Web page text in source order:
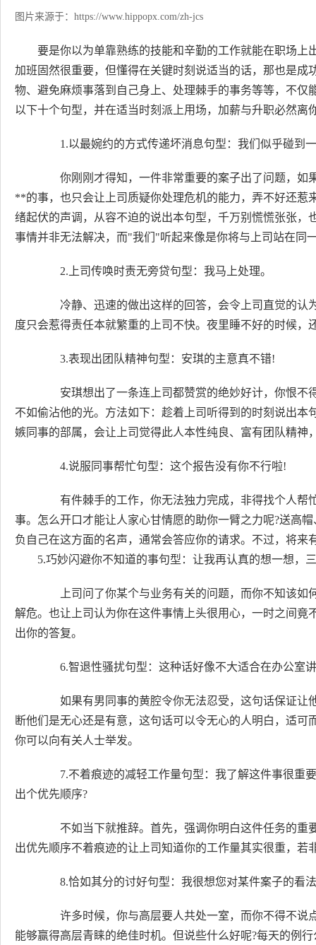
图片来源于： https://www.hippopx.com/zh-jcs
要是你以为单靠熟练的技能和辛勤的工作就能在职场
加班固然很重要，但懂得在关键时刻说适当的话，那也是
物、避免麻烦事落到自己身上、处理棘手的事务等等，不
以下十个句型，并在适当时刻派上用场，加薪与升职必然离
1.以最婉约的方式传递坏消息句型：我们似乎碰到
你刚刚才得知，一件非常重要的案子出了问题，如
**的事，也只会让上司质疑你处理危机的能力，弄不好还惹
绪起伏的声调，从容不迫的说出本句型，千万别慌慌张张
事情并非无法解决，而"我们"听起来像是你将与上司站在同
2.上司传唤时责无旁贷句型：我马上处理。
冷静、迅速的做出这样的回答，会令上司直觉的认
度只会惹得责任本就繁重的上司不快。夜里睡不好的时候，
3.表现出团队精神句型：安琪的主意真不错!
安琪想出了一条连上司都赞赏的绝妙好计，你恨不
不如偷沾他的光。方法如下：趁着上司听得到的时刻说出
嫉同事的部属，会让上司觉得此人本性纯良、富有团队精神
4.说服同事帮忙句型：这个报告没有你不行啦!
有件棘手的工作，你无法独力完成，非得找个人帮
事。怎么开口才能让人家心甘情愿的助你一臂之力呢?送高
负自己在这方面的名声，通常会答应你的请求。不过，将来
5.巧妙闪避你不知道的事句型：让我再认真的想一想，三
上司问了你某个与业务有关的问题，而你不知该如
解危。也让上司认为你在这件事情上头很用心，一时之间
出你的答复。
6.智退性骚扰句型：这种话好像不大适合在办公室
如果有男同事的黄腔令你无法忍受，这句话保证让
断他们是无心还是有意，这句话可以令无心的人明白，适
你可以向有关人士举发。
7.不着痕迹的减轻工作量句型：我了解这件事很重
出个优先顺序?
不如当下就推辞。首先，强调你明白这件任务的重
出优先顺序不着痕迹的让上司知道你的工作量其实很重，
8.恰如其分的讨好句型：我很想您对某件案子的看
许多时候，你与高层要人共处一室，而你不得不说
能够赢得高层青睐的绝佳时机。但说些什么好呢?每天的例